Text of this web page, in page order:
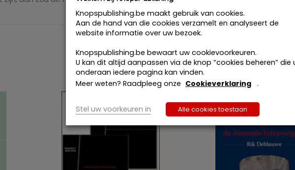
Knopspublishing.be maakt gebruik van cookies.
Aan de hand van die cookies verzamelt en analyseert de
website informatie over uw bezoek.
Knopspublishing.be bewaart uw cookievoorkeuren.
U kan dit altijd aanpassen via de knop “cookies beheren” die
onderaan iedere pagina kan vinden.
Meer weten? Raadpleeg onze Cookieverklaring .
Stel uw voorkeuren in Alle cookies toestaan